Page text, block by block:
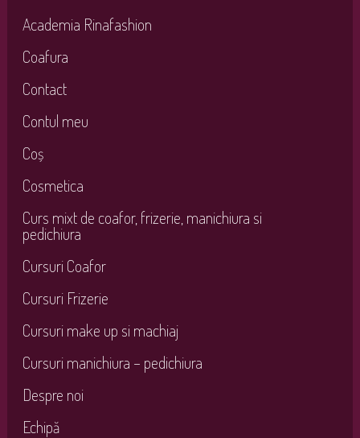
Academia Rinafashion
Coafura
Contact
Contul meu
Coș
Cosmetica
Curs mixt de coafor, frizerie, manichiura si
pedichiura
Cursuri Coafor
Cursuri Frizerie
Cursuri make up si machiaj
Cursuri manichiura – pedichiura
Despre noi
Echipă